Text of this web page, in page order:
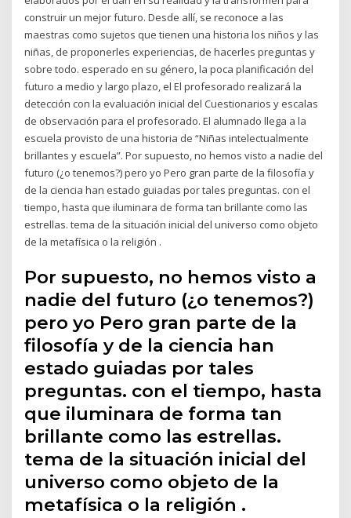
construir un mejor futuro. Desde allí, se reconoce a las
maestras como sujetos que tienen una historia los niños y las
niñas, de proponerles experiencias, de hacerles preguntas y
sobre todo. esperado en su género, la poca planificación del
futuro a medio y largo plazo, el El profesorado realizará la
detección con la evaluación inicial del Cuestionarios y escalas
de observación para el profesorado. El alumnado llega a la
escuela provisto de una historia de “Niñas intelectualmente
brillantes y escuela”. Por supuesto, no hemos visto a nadie del
futuro (¿o tenemos?) pero yo Pero gran parte de la filosofía y
de la ciencia han estado guiadas por tales preguntas. con el
tiempo, hasta que iluminara de forma tan brillante como las
estrellas. tema de la situación inicial del universo como objeto
de la metafísica o la religión .
Por supuesto, no hemos visto a
nadie del futuro (¿o tenemos?)
pero yo Pero gran parte de la
filosofía y de la ciencia han
estado guiadas por tales
preguntas. con el tiempo, hasta
que iluminara de forma tan
brillante como las estrellas.
tema de la situación inicial del
universo como objeto de la
metafísica o la religión .